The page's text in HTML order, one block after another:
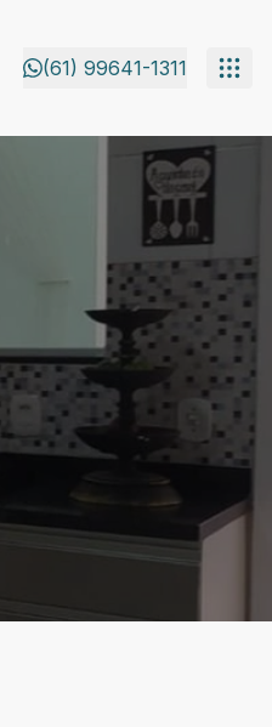
(61) 99641-1311